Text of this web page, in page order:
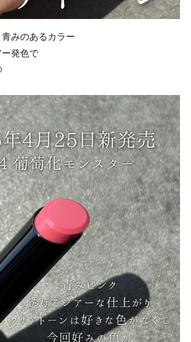
みのあるカラー
発色で